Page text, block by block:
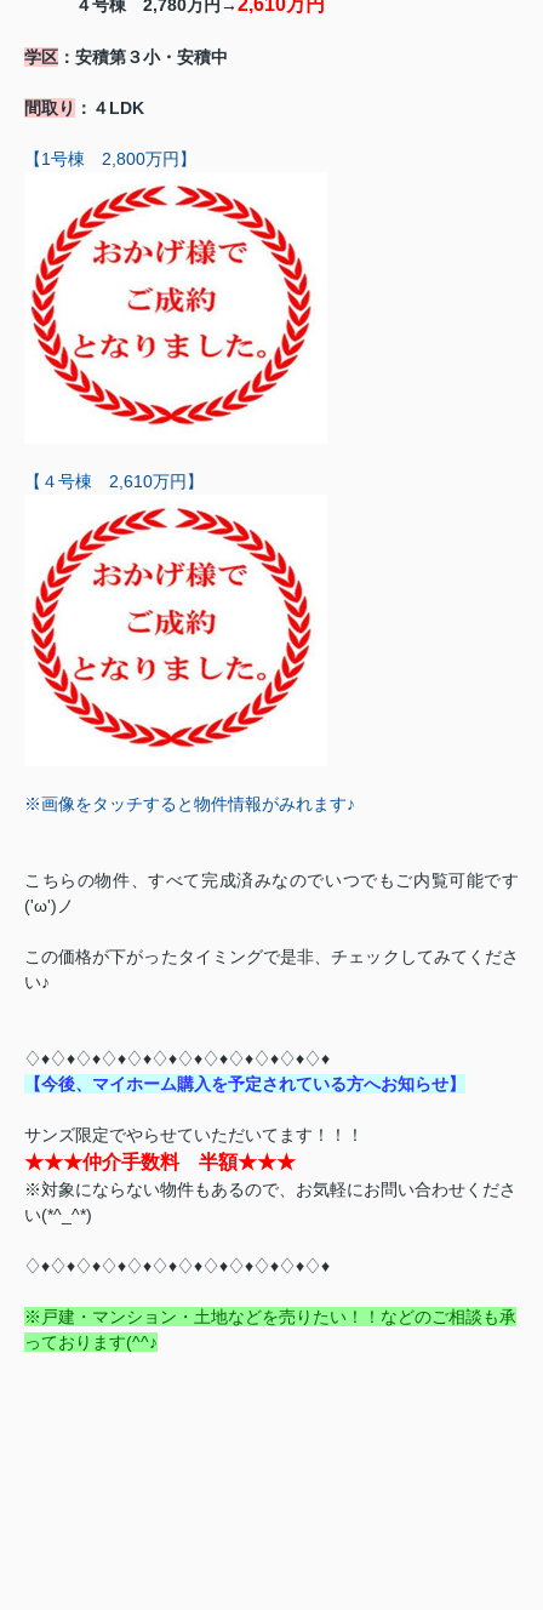
４号棟 2,780万円→
学区 ：安積第３小・安積中
間取り ：４LDK
【1号棟 2,800万円】
【４号棟 2,610万円】
※画像をタッチすると物件情報がみれます♪
こちらの物件、すべて完成済みなのでいつでもご内覧可能です
('ω')ノ
この価格が下がったタイミングで是非、チェックしてみてくださ
い♪
♢♦♢♦♢♦♢♦♢♦♢♦♢♦♢♦♢♦♢♦♢♦♢♦
【今後、マイホーム購入を予定されている方へお知らせ】
サンズ限定でやらせていただいてます！！！
★★★仲介手数料 半額★★★
※対象にならない物件もあるので、お気軽にお問い合わせくださ
い(*^_^*)
♢♦♢♦♢♦♢♦♢♦♢♦♢♦♢♦♢♦♢♦♢♦♢♦
※戸建・マンション・土地などを売りたい！！などのご相談も承
っております(^^♪